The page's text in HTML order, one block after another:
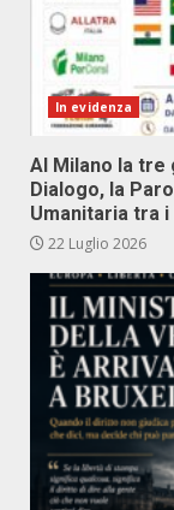
In evidenza
Al Milano la tre
Dialogo, la
Umanitaria tra
22 Luglio 2026